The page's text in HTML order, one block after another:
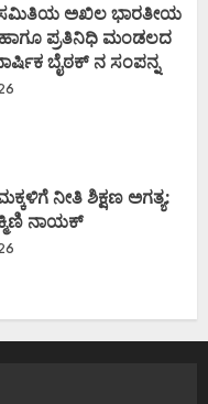
ಸಮಿತಿಯ ಅಖಿಲ ಭಾರತೀಯ
ಪ್ರತಿನಿಧಿ ಮಂಡಲದ
ಬೈಠಕ್ ನ ಸಂಪನ್ನ
ನೀತಿ ಶಿಕ್ಷಣ ಅಗತ್ಯ:
ನಾಯಕ್